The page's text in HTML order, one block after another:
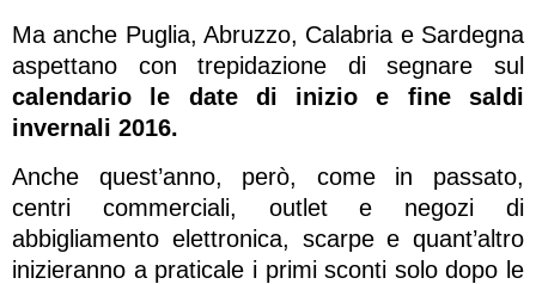
Ma anche Puglia, Abruzzo, Calabria e Sardegna
aspettano con trepidazione di segnare sul
calendario le date di inizio e fine saldi
invernali 2016.
Anche quest’anno, però, come in passato,
centri commerciali, outlet e negozi di
abbigliamento elettronica, scarpe e quant’altro
inizieranno a praticale i primi sconti solo dopo le